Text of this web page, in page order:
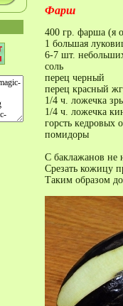
Фарш
400 гр. фарша (я
1 большая
6-7 шт.
соль
перец черный
перец красный
1/4 ч. ложечка
1/4 ч. ложечка
горсть кедровых
помидоры
С баклажанов не
Срезать кожицу
Таким образом